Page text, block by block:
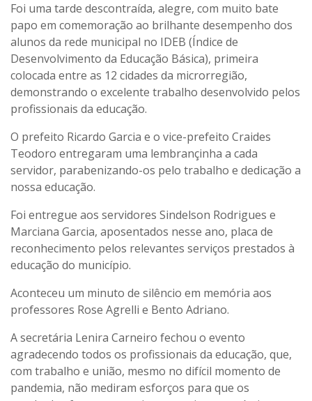
Foi uma tarde descontraída, alegre, com muito bate
papo em comemoração ao brilhante desempenho dos
alunos da rede municipal no IDEB (Índice de
Desenvolvimento da Educação Básica), primeira
colocada entre as 12 cidades da microrregião,
demonstrando o excelente trabalho desenvolvido pelos
profissionais da educação.
O prefeito Ricardo Garcia e o vice-prefeito Craides
Teodoro entregaram uma lembrançinha a cada
servidor, parabenizando-os pelo trabalho e dedicação a
nossa educação.
Foi entregue aos servidores Sindelson Rodrigues e
Marciana Garcia, aposentados nesse ano, placa de
reconhecimento pelos relevantes serviços prestados à
educação do município.
Aconteceu um minuto de silêncio em memória aos
professores Rose Agrelli e Bento Adriano.
A secretária Lenira Carneiro fechou o evento
agradecendo todos os profissionais da educação, que,
com trabalho e união, mesmo no difícil momento de
pandemia, não mediram esforços para que os